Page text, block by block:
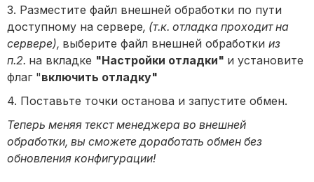
3. Разместите файл внешней обработки по пути
доступному на сервере, (т.к. отладка проходит на
сервере), выберите файл внешней обработки из
п.2. на вкладке "Настройки отладки" и установите
флаг "включить отладку"
4. Поставьте точки останова и запустите обмен.
Теперь меняя текст менеджера во внешней
обработки, вы сможете доработать обмен без
обновления конфигурации!